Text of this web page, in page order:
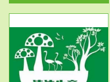
服务范围
安全评价